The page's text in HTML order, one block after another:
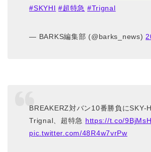
#SKYHI #超特急 #Trignal
— BARKS編集部 (@barks_news)
BREAKERZ対バン10番勝負にSKY-
Trignal、超特急 https://t.co/
pic.twitter.com/48R4w7vrPw